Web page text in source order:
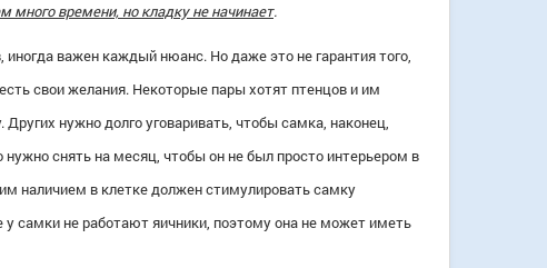
много времени, но кладку не начинает.
, иногда важен каждый нюанс. Но даже это не гарантия того,
свои желания. Некоторые пары хотят птенцов и им
нужно долго уговаривать, чтобы самка, наконец,
нужно снять на месяц, чтобы он не был просто интерьером в
наличием в клетке долженстимулировать самку
самки не работают яичники, поэтому она не может иметь